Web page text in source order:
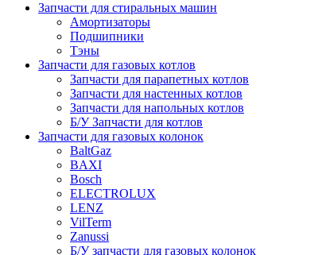
Запчасти для стиральных машин
Амортизаторы
Подшипники
Тэны
Запчасти для газовых котлов
Запчасти для парапетных котлов
Запчасти для настенных котлов
Запчасти для напольных котлов
Б/У Запчасти для котлов
Запчасти для газовых колонок
BaltGaz
BAXI
Bosch
ELECTROLUX
LENZ
VilTerm
Zanussi
Б/У запчасти для газовых колонок